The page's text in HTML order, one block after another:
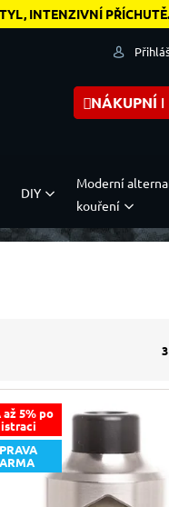
INTENZIVNÍ PŘÍCHUTĚ.
NÁKUPNÍ
DIY
Moderní
kouření
3
až 5% po